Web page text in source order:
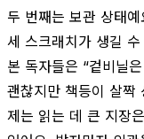
두 번째는 보관 상태
세 스크래치가 생길
본 독자들은 “겉비닐
괜찮지만 책등이 살짝
제는 읽는 데 큰 지장